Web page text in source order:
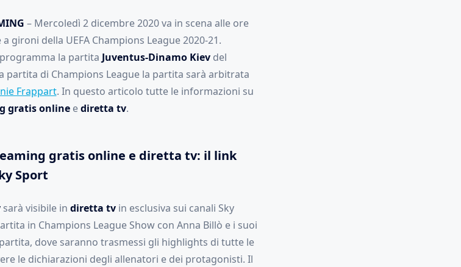
– Mercoledì 2 dicembre 2020 va in scena alle ore
gironi della UEFA Champions League 2020-21.
programma la partita Juventus-Dinamo Kievdel
partita di Champions League la partita sarà arbitrata
Frappart. In questo articolo tutte le informazioni su
gratis onlineediretta tv.
gratis online e diretta tv: il link
Sport
sarà visibile in diretta tvin esclusiva sui canali Sky
in Champions League Show con Anna Billò e i suoi
dove saranno trasmessi gli highlights di tutte le
le dichiarazioni degli allenatori e dei protagonisti. Il